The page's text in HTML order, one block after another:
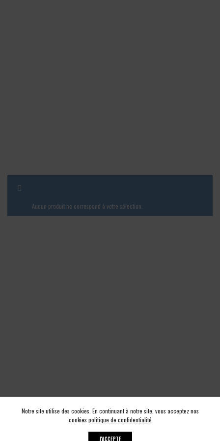
Aucun produit ne correspond à votre sélection.
Notre site utilise des cookies. En continuant à notre site, vous acceptez nos
cookies politique de confidentialité
J'ACCEPTE